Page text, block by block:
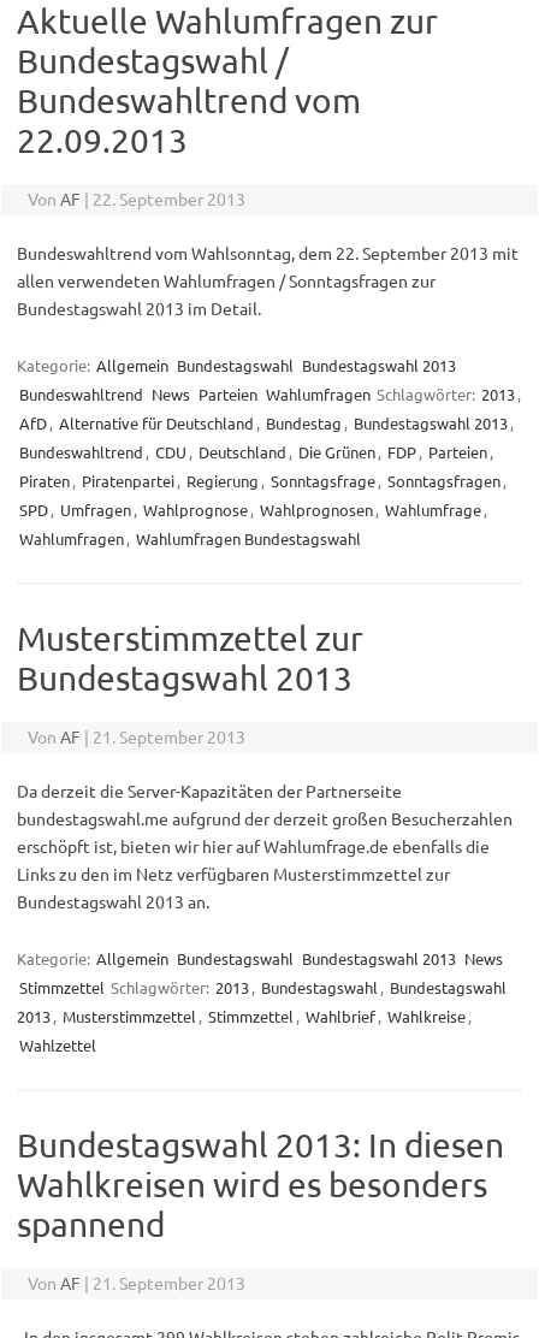
Aktuelle Wahlumfragen zur
Bundestagswahl /
Bundeswahltrend vom
22.09.2013
Von AF | 22. September 2013
Bundeswahltrend vom Wahlsonntag, dem 22. September 2013 mit
allen verwendeten Wahlumfragen / Sonntagsfragen zur
Bundestagswahl 2013 im Detail.
Kategorie: Allgemein Bundestagswahl Bundestagswahl 2013
Bundeswahltrend News Parteien Wahlumfragen Schlagwörter: 2013,
AfD, Alternative für Deutschland , Bundestag , Bundestagswahl 2013,
Bundeswahltrend , CDU , Deutschland , Die Grünen, FDP, Parteien,
Piraten, Piratenpartei, Regierung , Sonntagsfrage, Sonntagsfragen,
SPD, Umfragen, Wahlprognose, Wahlprognosen, Wahlumfrage,
Wahlumfragen, Wahlumfragen Bundestagswahl
Musterstimmzettel zur
Bundestagswahl 2013
Von AF | 21. September 2013
Da derzeit die Server-Kapazitäten der Partnerseite
bundestagswahl.me aufgrund der derzeit großen Besucherzahlen
erschöpft ist, bieten wir hier auf Wahlumfrage.de ebenfalls die
Links zu den im Netz verfügbaren Musterstimmzettel zur
Bundestagswahl 2013 an.
Kategorie: Allgemein Bundestagswahl Bundestagswahl 2013 News
Stimmzettel Schlagwörter: 2013, Bundestagswahl , Bundestagswahl
2013, Musterstimmzettel , Stimmzettel , Wahlbrief, Wahlkreise,
Wahlzettel
Bundestagswahl 2013: In diesen
Wahlkreisen wird es besonders
spannend
Von AF | 21. September 2013